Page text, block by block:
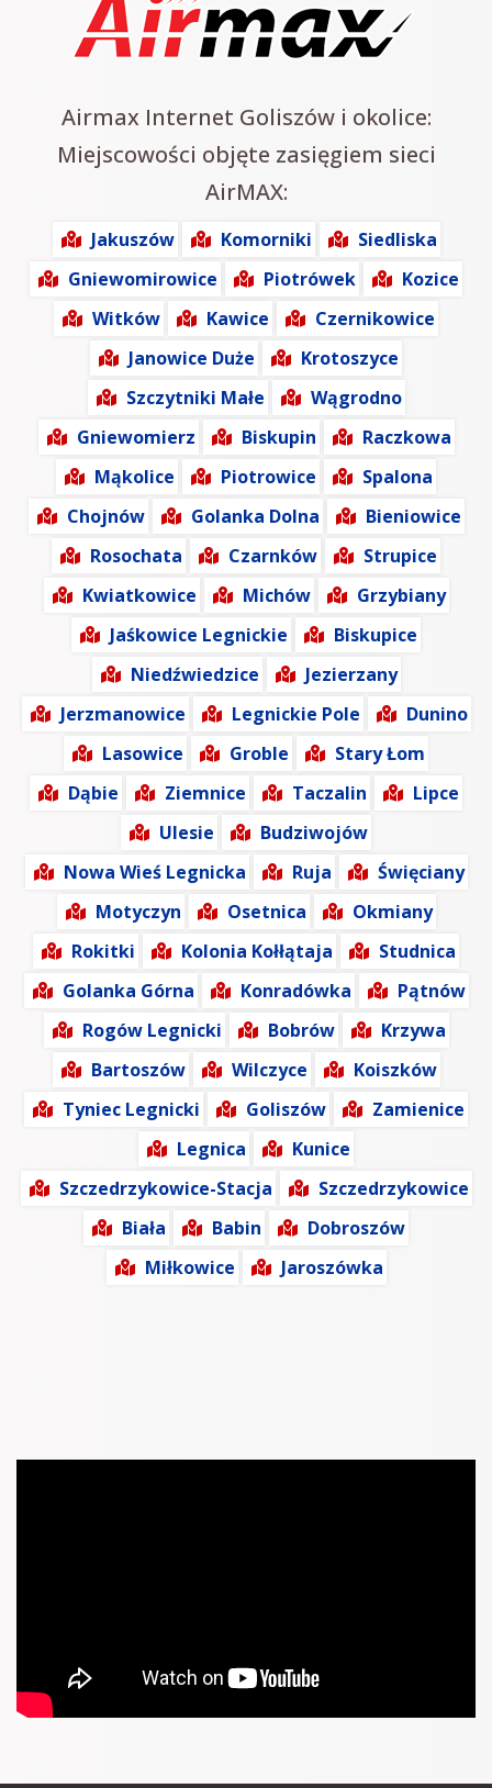
Airmax Internet Goliszów i okolice:
Miejscowości objęte zasięgiem sieci
AirMAX:
Jakuszów Komorniki
Siedliska
Gniewomirowice
Piotrówek
Kozice
Witków
Kawice
Czernikowice
Janowice Duże
Krotoszyce
Szczytniki Małe
Wągrodno
Gniewomierz
Biskupin
Raczkowa
Mąkolice
Piotrowice
Spalona
Chojnów
Golanka Dolna
Bieniowice
Rosochata
Czarnków
Strupice
Kwiatkowice
Michów
Grzybiany
Jaśkowice Legnickie
Biskupice
Niedźwiedzice
Jezierzany
Jerzmanowice
Legnickie Pole
Dunino
Lasowice
Groble
Stary Łom
Dąbie
Ziemnice Taczalin
Lipce
Ulesie
Budziwojów
Nowa Wieś Legnicka
Ruja
Święciany
Motyczyn
Osetnica
Okmiany
Rokitki
Kolonia Kołłątaja
Studnica
Golanka Górna
Konradówka
Pątnów
Rogów Legnicki
Bobrów
Krzywa
Bartoszów
Wilczyce
Koiszków
Tyniec Legnicki
Goliszów
Zamienice
Legnica
Kunice
Szczedrzykowice-Stacja
Szczedrzykowice
Biała
Babin
Dobroszów
Miłkowice
Jaroszówka